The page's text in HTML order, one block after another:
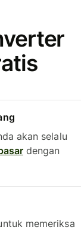
akan selalu
dengan
memeriksa